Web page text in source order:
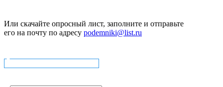
Или скачайте опросный лист, заполните и отправьте
его на почту по адресу podemniki@list.ru